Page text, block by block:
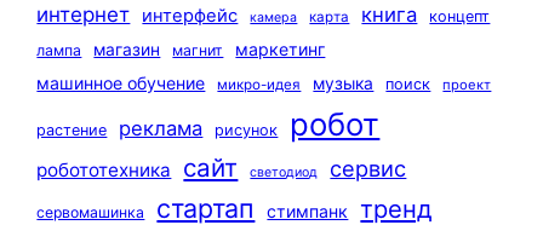
интернет интерфейс камера карта книга
концепт
лампа
магазин магнит
маркетинг
машинное обучение
микро-идея музыка поиск проект
растение реклама рисунок робот
робототехника сайт светодиод сервис
сервомашинка стартап стимпанк тренд